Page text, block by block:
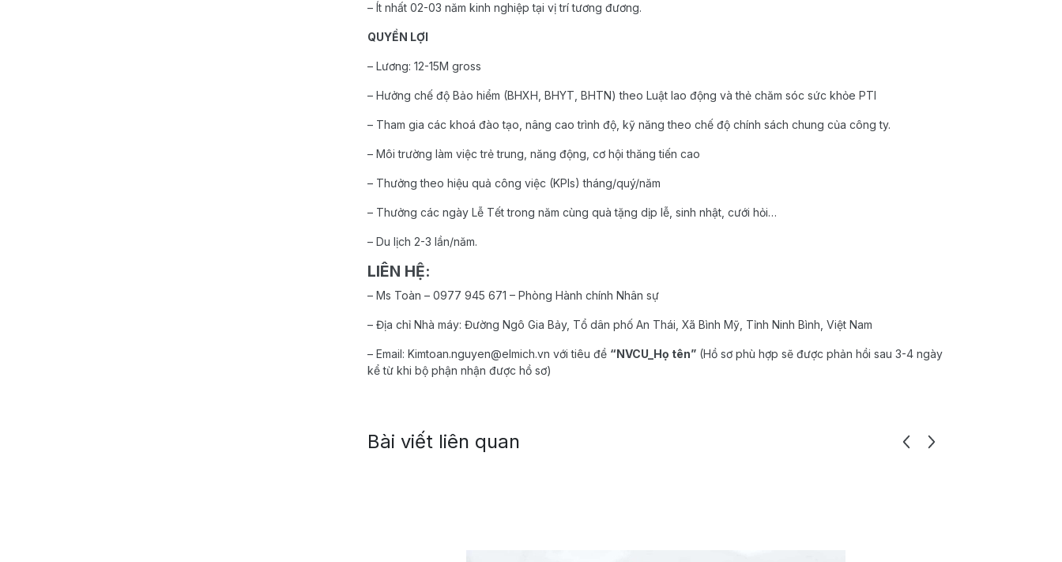
– Ít nhất 02-03 năm kinh nghiệp tại vị trí tương đương.
QUYỀN LỢI
– Lương: 12-15M gross
– Hưởng chế độ Bảo hiểm (BHXH, BHYT, BHTN) theo Luật lao động và thẻ chăm sóc sức khỏe PTI
– Tham gia các khoá đào tạo, nâng cao trình độ, kỹ năng theo chế độ chính sách chung của công ty.
– Môi trường làm việc trẻ trung, năng động, cơ hội thăng tiến cao
– Thưởng theo hiệu quả công việc (KPIs) tháng/quý/năm
– Thưởng các ngày Lễ Tết trong năm cùng quà tặng dịp lễ, sinh nhật, cưới hỏi…
– Du lịch 2-3 lần/năm.
LIÊN HỆ:
– Ms Toàn – 0977 945 671 – Phòng Hành chính Nhân sự
– Địa chỉ Nhà máy: Đường Ngô Gia Bảy, Tổ dân phố An Thái, Xã Bình Mỹ, Tỉnh Ninh Bình, Việt Nam
– Email: Kimtoan.nguyen@elmich.vn với tiêu đề “NVCU_Họ tên” (Hồ sơ phù hợp sẽ được phản hồi sau 3-4 ngày
kể từ khi bộ phận nhận được hồ sơ)
Bài viết liên quan